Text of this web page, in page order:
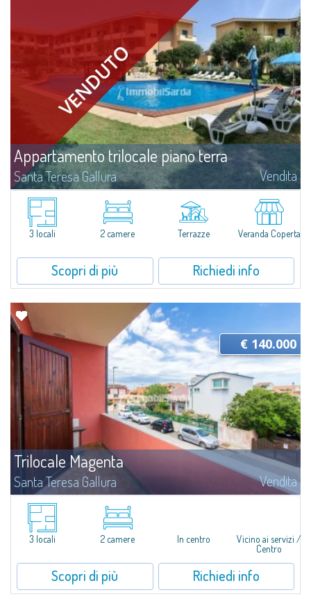
Appartamento trilocale piano terra
Santa Teresa Gallura Vendita
In vendita a Santa Teresa Gallura appartamento trilocale con giardino
all'interno del Residence "I Velieri".Alle porte del centro storico,
l'appartamento si trova al piano terra e si compone di ampia zona giorno
con...3 locali 2 camere Terrazze Veranda Coperta
Scopri di più Richiedi info
Trilocale Magenta
Santa Teresa Gallura Vendita
Appartamento trilocale in vendita nel cuore di Santa Teresa di
Gallura.L'appartamento, situato al primo piano di una palazzina, si
compone di ingresso, soggiorno con area pranzo e angolo cottura, 1
camera matrimoniale...
€ 140.000
3 locali 2 camere In centro
Vicino ai servizi /
Centro
Scopri di più Richiedi info